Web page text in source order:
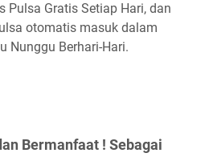
Pulsa Gratis Setiap Hari, dan
otomatis masuk dalam
Nunggu Berhari-Hari.
Bermanfaat ! Sebagai